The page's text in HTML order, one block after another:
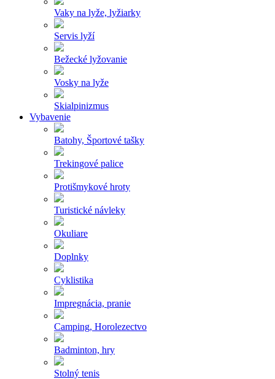
Vaky na lyže, lyžiarky
Servis lyží
Bežecké lyžovanie
Vosky na lyže
Skialpinizmus
Vybavenie
Batohy, Športové tašky
Trekingové palice
Protišmykové hroty
Turistické návleky
Okuliare
Doplnky
Cyklistika
Impregnácia, pranie
Camping, Horolezectvo
Badminton, hry
Stolný tenis